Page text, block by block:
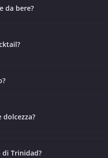
da bere?
di Trinidad?